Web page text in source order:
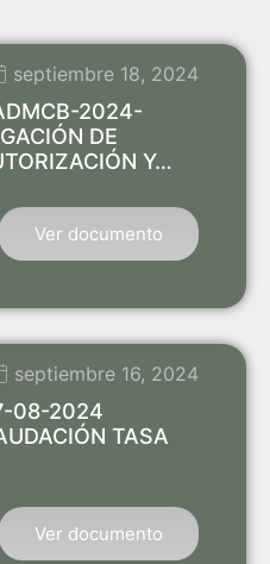
septiembre 18, 2024
2024-
DE
Y…
Ver documento
septiembre 16, 2024
08-2024
TASA
Ver documento